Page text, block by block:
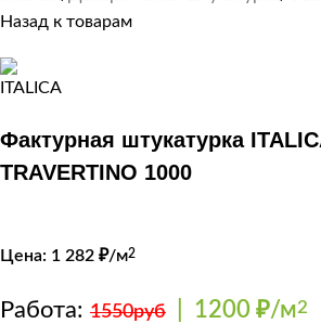
Назад к товарам
Фактурная штукатурка
TRAVERTINO 1000
Цена: 1 282 ₽/м2
Работа: 1550руб 1200 ₽/м2